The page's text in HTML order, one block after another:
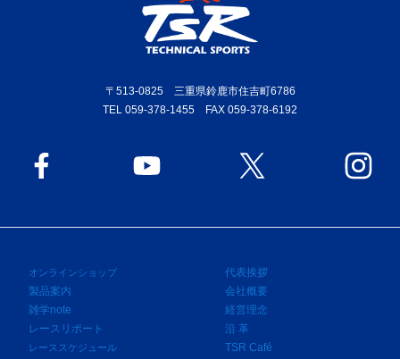
〒513-0825 三重県鈴鹿市住吉町6786
TEL 059-378-1455 FAX 059-378-6192
オンラインショップ
代表挨拶
製品案内
会社概要
雑学note
経営理念
レースリポート
沿 革
レーススケジュール TSR Café